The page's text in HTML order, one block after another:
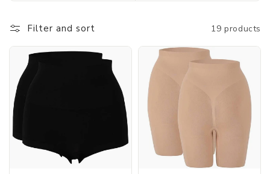
een fijne pasvorm zodat hij lekker zit, ook als je ermee gaat
maten en kleuren, maar ze zijn allemaal zeer voordelig van prijs.
Kijk dus snel in onze webshop als je op zoek bent naar waar je
een voordelige hipster voor dames kunt bestellen.
Filter and sort 19 products